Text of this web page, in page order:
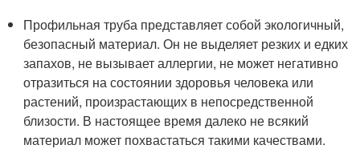
Профильная труба представляет собой экологичный,
безопасный материал. Он не выделяет резких и едких
запахов, не вызывает аллергии, не может негативно
отразиться на состоянии здоровья человека или
растений, произрастающих в непосредственной
близости. В настоящее время далеко не всякий
материал может похвастаться такими качествами.